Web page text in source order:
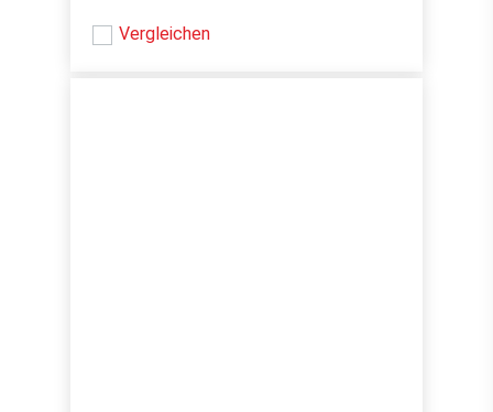
Vergleichen